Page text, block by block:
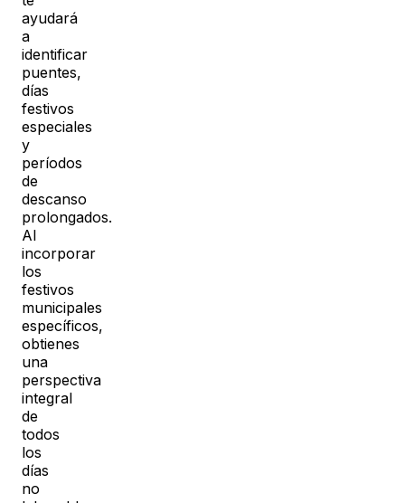
ayudará
a
identificar
puentes,
días
festivos
especiales
y
períodos
de
descanso
prolongados.
Al
incorporar
los
festivos
municipales
específicos,
obtienes
una
perspectiva
integral
de
todos
los
días
no